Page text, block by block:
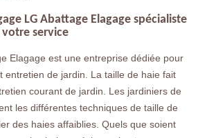
LG Abattage Elagage spécialiste
service
Elagage est une entreprise dédiée pour
entretien de jardin. La taille de haie fait
courant de jardin. Les jardiniers de
les différentes techniques de taille de
des haies affaiblies. Quels que soient